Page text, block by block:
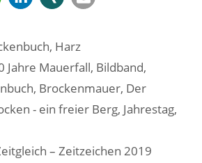
, Harz
Jahre Mauerfall, Bildband,
, Brockenmauer, Der
- ein freier Berg, Jahrestag,
– Zeitzeichen 2019